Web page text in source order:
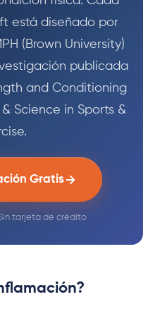
está diseñado por
(Brown University)
publicada
and Conditioning
Science in Sports &
Gratis
tarjeta de crédito